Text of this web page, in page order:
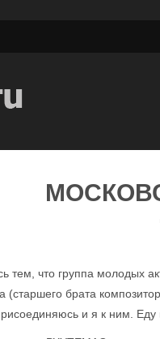
тем, что группа молодых
(старшего брата
и я к ним. Еду